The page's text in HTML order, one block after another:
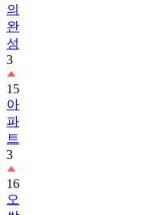
의
완
성
3
15
아
파
트
3
16
오